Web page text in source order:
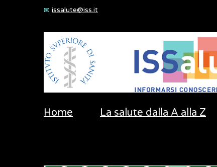
issalute@iss.it
Home La salute dalla A alla Z